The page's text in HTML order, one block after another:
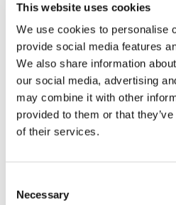
This website uses cookies
We use cookies to personalise
provide social media features
We also share information
our social media, advertising
may combine it with other
provided to them or that
of their services.
Necessary
珠寶 / 首飾
鐘錶 / 眼鏡
玩具 / 遊戲
書籍 / 文具
藝術 / 傳統工藝
其他